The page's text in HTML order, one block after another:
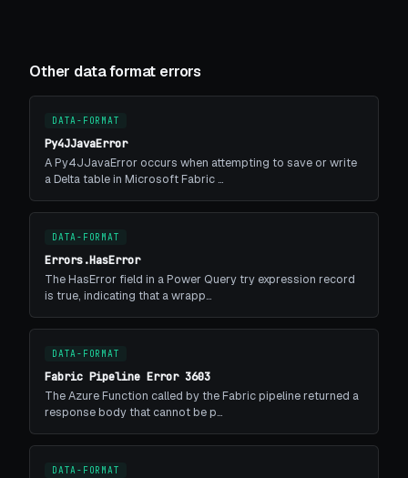
Other data format errors
DATA-FORMAT
Py4JJavaError
A Py4JJavaError occurs when attempting to save or write
a Delta table in Microsoft Fabric …
DATA-FORMAT
Errors.HasError
The HasError field in a Power Query try expression record
is true, indicating that a wrapp…
DATA-FORMAT
Fabric Pipeline Error 3603
The Azure Function called by the Fabric pipeline returned a
response body that cannot be p…
DATA-FORMAT